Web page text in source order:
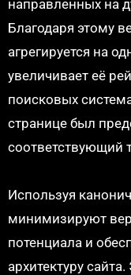
направленных на
Благодаря этому
агрегируется на
увеличивает её
поисковых
странице был
соответствующий
Используя
минимизируют
потенциала и
архитектуру